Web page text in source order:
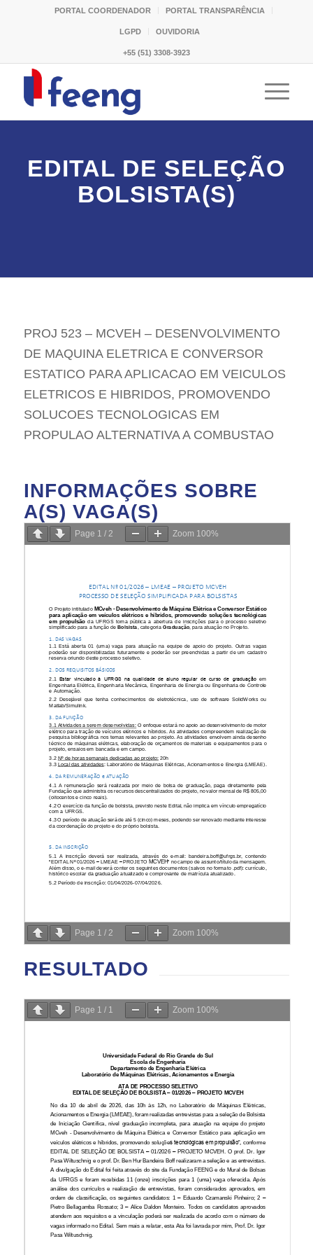
PORTAL COORDENADOR PORTAL TRANSPARÊNCIA
LGPD OUVIDORIA
+55 (51) 3308-3923
EDITAL DE SELEÇÃO
BOLSISTA(S)
PROJ 523 – MCVEH – DESENVOLVIMENTO
DE MAQUINA ELETRICA E CONVERSOR
ESTATICO PARA APLICACAO EM VEICULOS
ELETRICOS E HIBRIDOS, PROMOVENDO
SOLUCOES TECNOLOGICAS EM
PROPULAO ALTERNATIVA A COMBUSTAO
INFORMAÇÕES SOBRE
A(S) VAGA(S)
Page 1 / 2 Zoom 100%
Page 1 / 2 Zoom 100%
RESULTADO
Page 1 / 1 Zoom 100%